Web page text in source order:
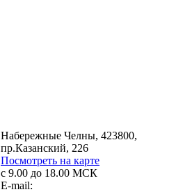
Набережные Челны, 423800,
пр.Казанский, 226
Посмотреть на карте
с 9.00 до 18.00 МСК
E-mail: